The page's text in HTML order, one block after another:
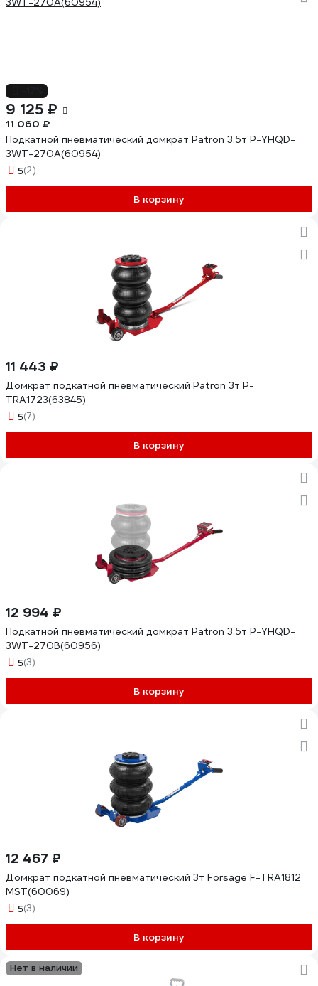
9 125 ₽
11 060 ₽
Подкатной пневматический домкрат Patron 3.5т P-YHQD-
3WT-270A(60954)
5(2)
В корзину
11 443 ₽
Домкрат подкатной пневматический Patron 3т P-
TRA1723(63845)
5(7)
В корзину
12 994 ₽
Подкатной пневматический домкрат Patron 3.5т P-YHQD-
3WT-270B(60956)
5(3)
В корзину
12 467 ₽
Домкрат подкатной пневматический 3т Forsage F-TRA1812
MST(60069)
5(3)
В корзину
Нет в наличии